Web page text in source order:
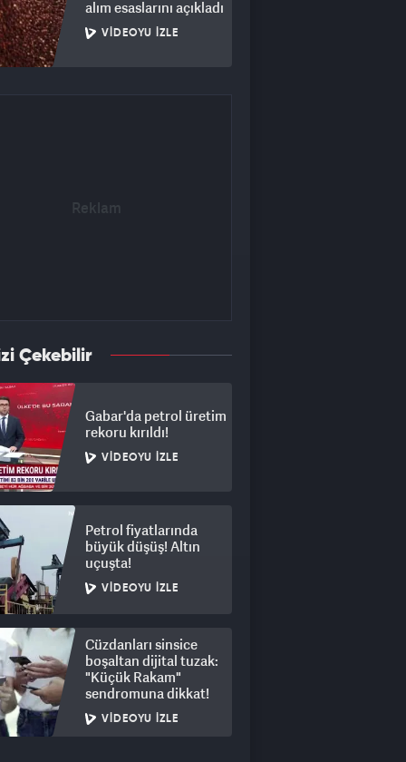
alım esaslarını açıkladı
VIDEOYU İZLE
Çekebilir
Gabar'da petrol üretim
rekoru kırıldı!
VIDEOYU İZLE
Petrol fiyatlarında
büyük düşüş! Altın
uçuşta!
VIDEOYU İZLE
Cüzdanları sinsice
boşaltan dijital tuzak:
"Küçük Rakam"
sendromuna dikkat!
VIDEOYU İZLE